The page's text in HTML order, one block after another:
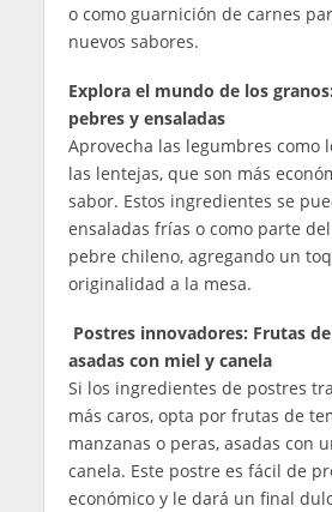
o como guarnición de carnes
nuevos sabores.
Explora el mundo de los
pebres y ensaladas
Aprovecha las legumbres como
las lentejas, que son más
sabor. Estos ingredientes se
ensaladas frías o como parte
pebre chileno, agregando un
originalidad a la mesa.
Postres innovadores: Frutas
asadas con miel y canela
Si los ingredientes de postres
más caros, opta por frutas de
manzanas o peras, asadas con
canela. Este postre es fácil de
económico y le dará un final